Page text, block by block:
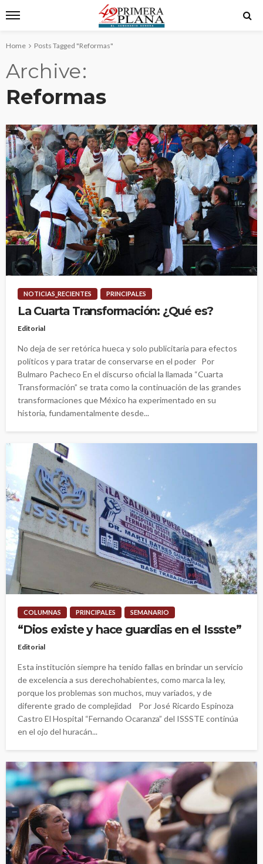
Home Posts Tagged "Reformas"
Archive
Reformas
NOTICIAS_RECIENTES PRINCIPALES
La Cuarta Transformación: ¿Qué es?
Editorial
No deja de ser retórica hueca y solo publicitaria para efectos
políticos y para tratar de conservarse en el poder Por
Bulmaro Pacheco En el discurso oficial la llamada “Cuarta
Transformación” se trata como la continuación de las grandes
transformaciones que México ha experimentado en su
historia, fundamentalmente desde...
COLUMNAS PRINCIPALES SEMANARIO
“Dios existe y hace guardias en el Issste”
Editorial
Esta institución siempre ha tenido fallas en brindar un servicio
de excelencia a sus derechohabientes, como marca la ley,
porque los problemas son muchos, muy variados, y de
diferente grado de complejidad Por José Ricardo Espinoza
Castro El Hospital “Fernando Ocaranza” del ISSSTE continúa
en el ojo del huracán...